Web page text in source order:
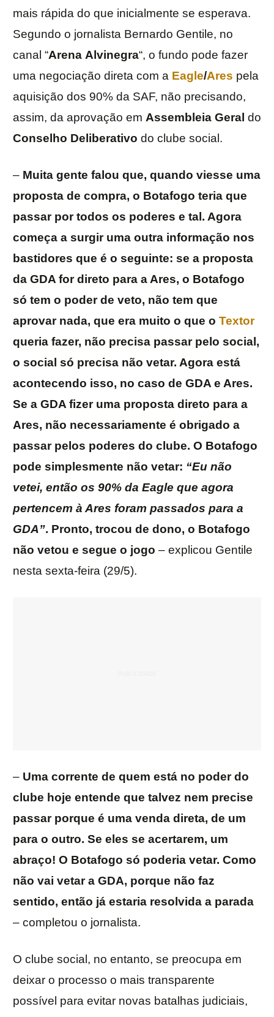
mais rápida do que inicialmente se esperava.
Segundo o jornalista Bernardo Gentile, no
canal “Arena Alvinegra“, o fundo pode fazer
uma negociação direta com a Eagle/Ares pela
aquisição dos 90% da SAF, não precisando,
assim, da aprovação em Assembleia Geral do
Conselho Deliberativo do clube social.
– Muita gente falou que, quando viesse uma
proposta de compra, o Botafogo teria que
passar por todos os poderes e tal. Agora
começa a surgir uma outra informação nos
bastidores que é o seguinte: se a proposta
da GDA for direto para a Ares, o Botafogo
só tem o poder de veto, não tem que
aprovar nada, que era muito o que o Textor
queria fazer, não precisa passar pelo social,
o social só precisa não vetar. Agora está
acontecendo isso, no caso de GDA e Ares.
Se a GDA fizer uma proposta direto para a
Ares, não necessariamente é obrigado a
passar pelos poderes do clube. O Botafogo
pode simplesmente não vetar: “Eu não
vetei, então os 90% da Eagle que agora
pertencem à Ares foram passados para a
GDA”. Pronto, trocou de dono, o Botafogo
não vetou e segue o jogo – explicou Gentile
nesta sexta-feira (29/5).
– Uma corrente de quem está no poder do
clube hoje entende que talvez nem precise
passar porque é uma venda direta, de um
para o outro. Se eles se acertarem, um
abraço! O Botafogo só poderia vetar. Como
não vai vetar a GDA, porque não faz
sentido, então já estaria resolvida a parada
– completou o jornalista.
O clube social, no entanto, se preocupa em
deixar o processo o mais transparente
possível para evitar novas batalhas judiciais,